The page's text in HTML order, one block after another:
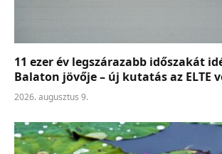
11 ezer év legszárazabb időszakát
Balaton jövője – új kutatás az ELTE
2026. augusztus 9.